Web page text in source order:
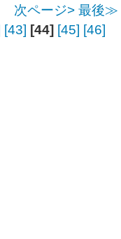
次ページ> 最後≫
[43] [44] [45] [46]